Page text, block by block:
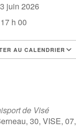
juin 2026
h 00
AU CALENDRIER
de Visé
30, VISE, 07,